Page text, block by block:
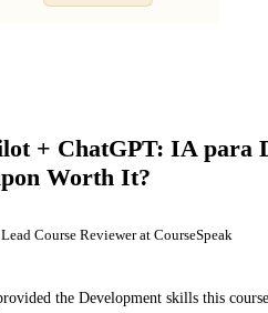
+ ChatGPT: IA para
Worth It?
, Lead Course Reviewer at CourseSpeak
the Development skills this